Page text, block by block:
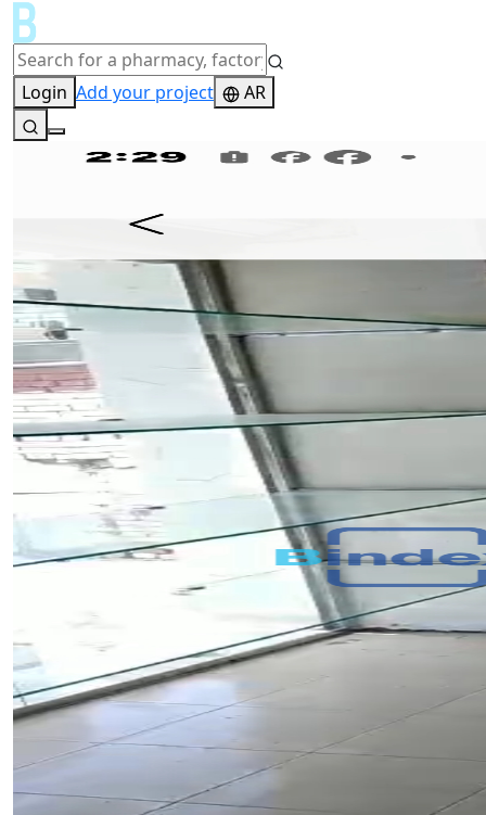
Login Add your project AR